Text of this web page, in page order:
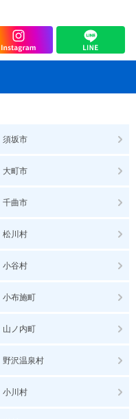
須坂市
大町市
千曲市
松川村
小谷村
小布施町
山ノ内町
野沢温泉村
小川村